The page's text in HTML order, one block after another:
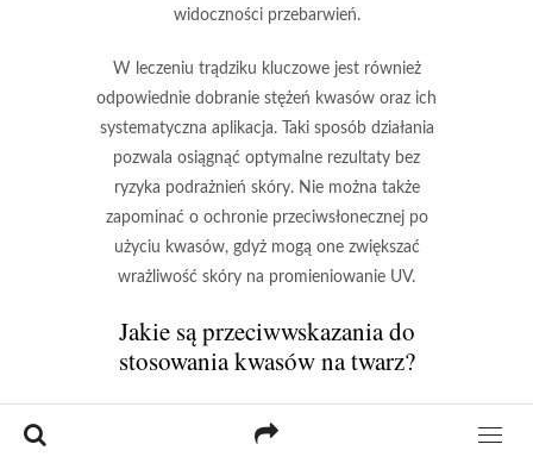
widoczności przebarwień.
W leczeniu trądziku kluczowe jest również
odpowiednie dobranie stężeń kwasów oraz ich
systematyczna aplikacja. Taki sposób działania
pozwala osiągnąć optymalne rezultaty bez
ryzyka podrażnień skóry. Nie można także
zapominać o ochronie przeciwsłonecznej po
użyciu kwasów, gdyż mogą one zwiększać
wrażliwość skóry na promieniowanie UV.
Jakie są przeciwwskazania do
stosowania kwasów na twarz?
twarz są niezwykle istotne, ponieważ pomagają